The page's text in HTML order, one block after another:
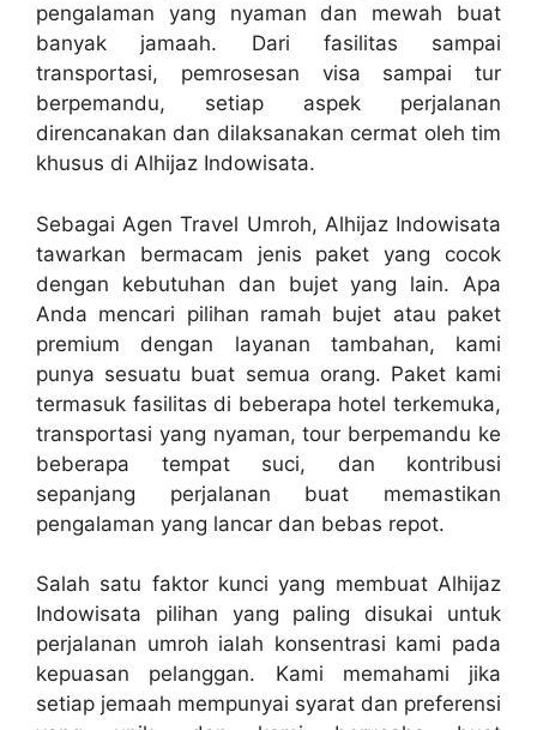
pengalaman yang nyaman dan mewah buat
banyak jamaah. Dari fasilitas sampai
transportasi, pemrosesan visa sampai tur
berpemandu, setiap aspek perjalanan
direncanakan dan dilaksanakan cermat oleh tim
khusus di Alhijaz Indowisata.
Sebagai Agen Travel Umroh, Alhijaz Indowisata
tawarkan bermacam jenis paket yang cocok
dengan kebutuhan dan bujet yang lain. Apa
Anda mencari pilihan ramah bujet atau paket
premium dengan layanan tambahan, kami
punya sesuatu buat semua orang. Paket kami
termasuk fasilitas di beberapa hotel terkemuka,
transportasi yang nyaman, tour berpemandu ke
beberapa tempat suci, dan kontribusi
sepanjang perjalanan buat memastikan
pengalaman yang lancar dan bebas repot.
Salah satu faktor kunci yang membuat Alhijaz
Indowisata pilihan yang paling disukai untuk
perjalanan umroh ialah konsentrasi kami pada
kepuasan pelanggan. Kami memahami jika
setiap jemaah mempunyai syarat dan preferensi